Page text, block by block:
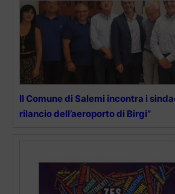
Il Comune di Salemi incontra i
rilancio dell’aeroporto di Birgi”